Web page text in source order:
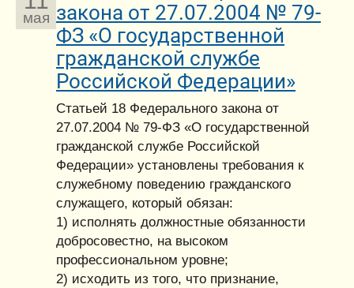
мая закона от 27.07.2004 № 79-
ФЗ «О государственной
гражданской службе
Российской Федерации»
Статьей 18 Федерального закона от
27.07.2004 № 79-ФЗ «О государственной
гражданской службе Российской
Федерации» установлены требования к
служебному поведению гражданского
служащего, который обязан:
1) исполнять должностные обязанности
добросовестно, на высоком
профессиональном уровне;
2) исходить из того, что признание,